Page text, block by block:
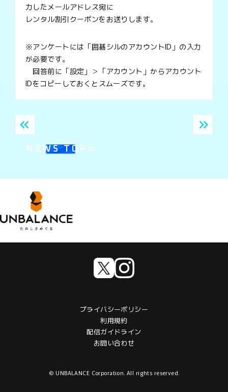
力したメールアドレス宛に
レンタル割引クーポンをお送りします。
※アンケートには「囲碁シルのアカウントID」の入力
が必要です。
回答前に「設定」＞「アカウント」からアカウント
IDをコピーしておくとスムーズです。
NEWS TOP
プライバシーポリシー
利用規約
配信ガイドライン
お問い合わせ
© UNBALANCE Corporation. All rights reserved.